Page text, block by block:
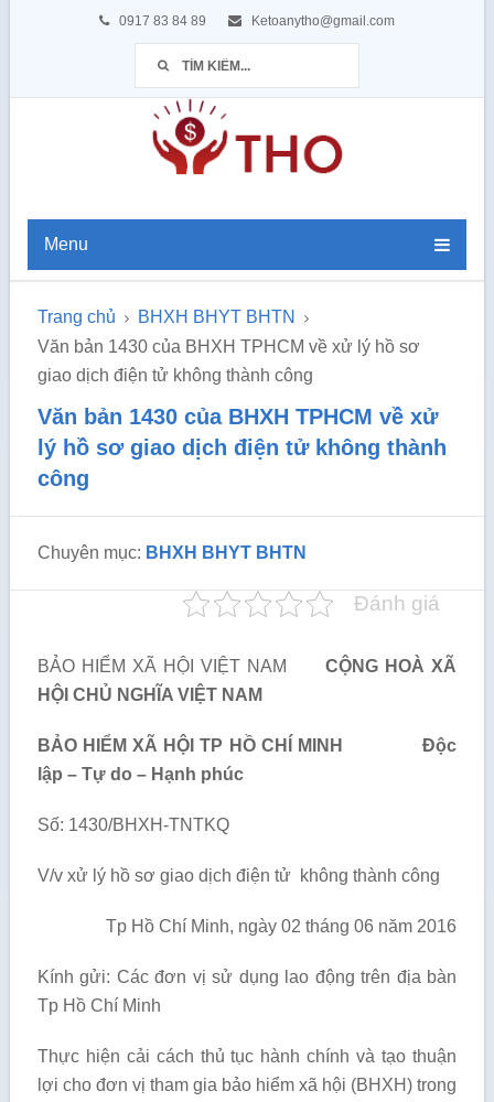
0917 83 84 89 Ketoanytho@gmail.com
Menu
Trang chủ
BHXH BHYT BHTN
Văn bản 1430 của BHXH TPHCM về xử lý hồ sơ
giao dịch điện tử không thành công
Văn bản 1430 của BHXH TPHCM về xử
lý hồ sơ giao dịch điện tử không thành
công
Chuyên mục: BHXH BHYT BHTN
Đánh giá
BẢO HIỂM XÃ HỘI VIỆT NAMCỘNG HOÀ XÃ
HỘI CHỦ NGHĨA VIỆT NAM
BẢO HIỂM XÃ HỘI TP HỒ CHÍ MINH Độc
lập – Tự do – Hạnh phúc
Số: 1430/BHXH-TNTKQ
V/v xử lý hồ sơ giao dịch điện tử không thành công
Tp Hồ Chí Minh, ngày 02 tháng 06 năm 2016
Kính gửi: Các đơn vị sử dụng lao động trên địa bàn
Tp Hồ Chí Minh
Thực hiện cải cách thủ tục hành chính và tạo thuận
lợi cho đơn vị tham gia bảo hiểm xã hội (BHXH) trong